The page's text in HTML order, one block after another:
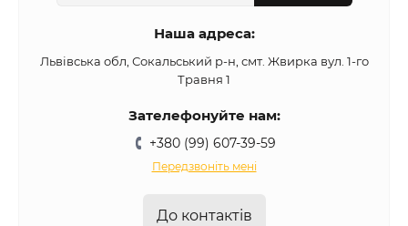
Наша адреса:
Львівська обл, Сокальський р-н, смт. Жвирка вул. 1-го
Травня 1
Зателефонуйте нам:
+380 (99) 607-39-59
Передзвоніть мені
До контактів